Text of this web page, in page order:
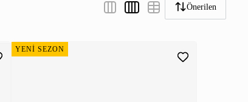
Önerilen
YENİ SEZON